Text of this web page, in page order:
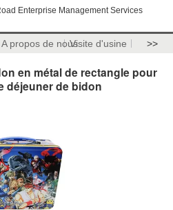
Enterprise Management Services
A propos de nousVisite d'usine >>
en métal de rectangle pour
déjeuner de bidon